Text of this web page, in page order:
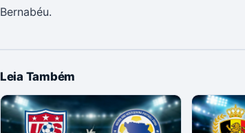
Bernabéu.
Leia Também